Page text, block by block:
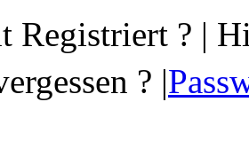
Registriert ? |
? |